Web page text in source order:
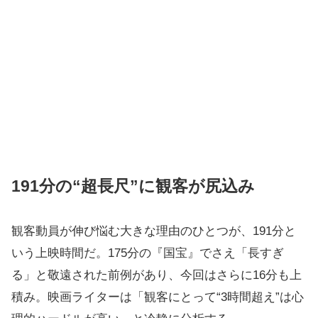
191分の“超長尺”に観客が尻込み
観客動員が伸び悩む大きな理由のひとつが、191分と
いう上映時間だ。175分の『国宝』でさえ「長すぎ
る」と敬遠された前例があり、今回はさらに16分も上
積み。映画ライターは「観客にとって“3時間超え”は心